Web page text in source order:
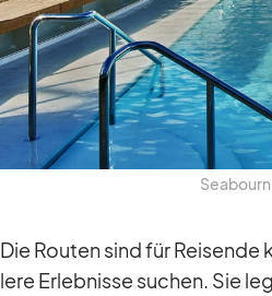
Die Rou­ten sind für
lere Er­leb­nisse su­chen. Sie